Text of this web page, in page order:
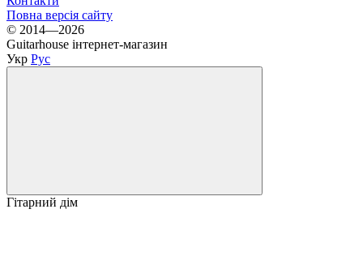
Повна версія сайту
© 2014—2026
Guitarhouse інтернет-магазин
Укр Рус
Гітарний дім